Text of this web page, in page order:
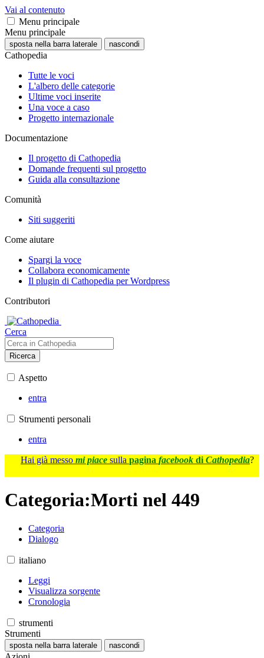
Vai al contenuto
Menu principale
Menu principale
sposta nella barra laterale nascondi
Cathopedia
Tutte le voci
L'albero delle categorie
Ultime voci inserite
Una voce a caso
Progetto internazionale
Documentazione
Il progetto di Cathopedia
Domande frequenti sul progetto
Guida alla consultazione
Comunità
Siti suggeriti
Come aiutare
Spargi la voce
Collabora economicamente
Il plugin di Cathopedia per Wordpress
Contributori
Cerca
Ricerca
Aspetto
entra
Strumenti personali
entra
Hai già messo mi piace sulla pagina facebook di Cathopedia?
Categoria:Morti nel 449
Categoria
Dialogo
italiano
Leggi
Visualizza sorgente
Cronologia
strumenti
Strumenti
sposta nella barra laterale nascondi